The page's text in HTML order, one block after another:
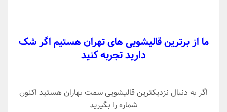
ما از برترین قالیشویی های تهران هستیم اگر شک
دارید تجربه کنید
اگر به دنبال نزدیکترین قالیشویی سمت بهاران هستید اکنون
شماره را بگیرید